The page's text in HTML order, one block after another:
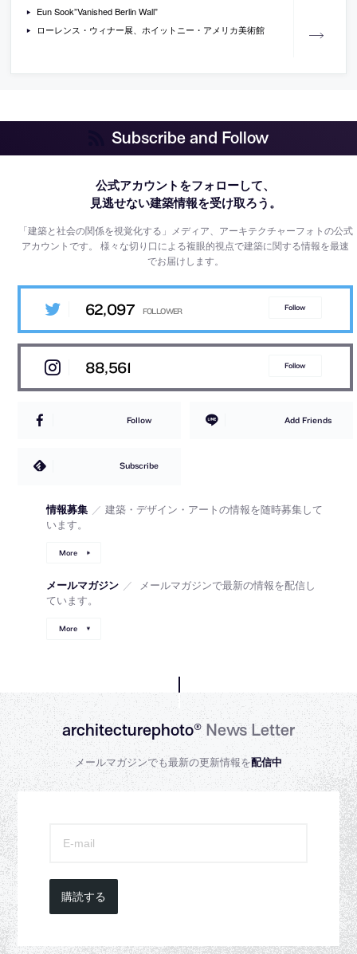
Eun Sook”Vanished Berlin Wall”
ローレンス・ウィナー展、ホイットニー・アメリカ美術館
Subscribe and Follow
公式アカウントをフォローして、
見逃せない建築情報を受け取ろう。
「建築と社会の関係を視覚化する」メディア、アーキテクチャーフォトの公式
アカウントです。様々な切り口による複眼的視点で建築に関する情報を最速
でお届けします。
62,097 Follow
88,561 Follow
Follow Add Friends
Subscribe
情報募集 ／ 建築・デザイン・アートの情報を随時募集して
います。
More
メールマガジン ／
メールマガジンで最新の情報を配信し
ています。
More
architecturephoto®News Letter
メールマガジンでも最新の更新情報を配信中
購読する